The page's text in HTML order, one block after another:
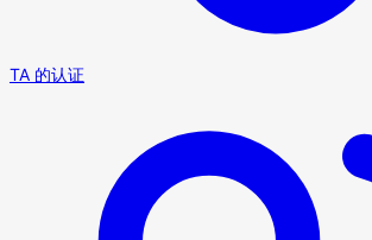
TA 的认证